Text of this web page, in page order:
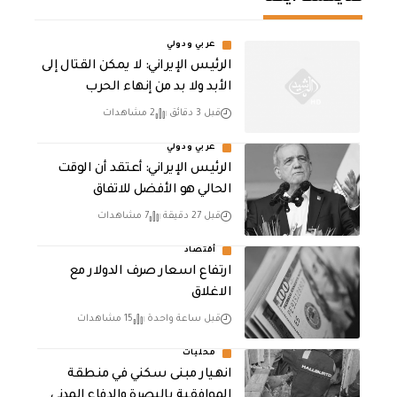
عربي ودولي
الرئيس الإيراني: لا يمكن القتال إلى
الأبد ولا بد من إنهاء الحرب
قبل 3 دقائق 2 مشاهدات
عربي ودولي
الرئيس الإيراني: أعتقد أن الوقت
الحالي هو الأفضل للاتفاق
قبل 27 دقيقة 7 مشاهدات
أقتصاد
ارتفاع اسعار صرف الدولار مع
الاغلاق
قبل ساعة واحدة 15 مشاهدات
محليات
انهيار مبنى سكني في منطقة